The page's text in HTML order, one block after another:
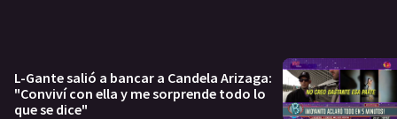
L-Gante salió a bancar a Candela Arizaga:
"Conviví con ella y me sorprende todo lo
que se dice"